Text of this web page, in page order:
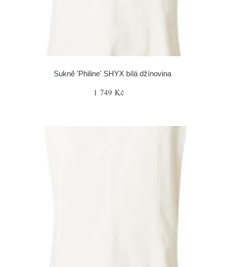
Sukně 'Philine' SHYX bílá džínovina
1 749 Kč